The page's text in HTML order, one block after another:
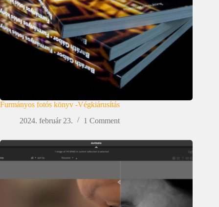
Furmányos fotós könyv -Végkiárusítás
2024. február 23.
1 Comment